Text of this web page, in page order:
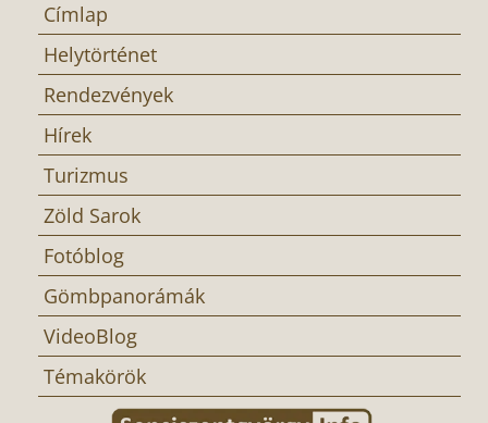
Címlap
Helytörténet
Rendezvények
Hírek
Turizmus
Zöld Sarok
Fotóblog
Gömbpanorámák
VideoBlog
Témakörök